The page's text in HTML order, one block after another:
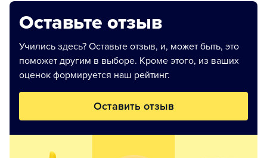
Оставьте отзыв
Учились здесь? Оставьте отзыв, и, может быть, это
поможет другим в выборе. Кроме этого, из ваших
оценок формируется наш рейтинг.
Оставить отзыв